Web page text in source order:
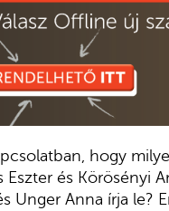
hogy
és Körösényi
Unger Anna írja le?